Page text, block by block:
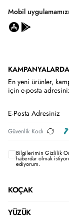
Mobil
En yeni ürünler,
için e-posta
Bilgilerimin Gizlilik
haberdar olmak
ediyorum.
KOÇAK
YÜZÜK